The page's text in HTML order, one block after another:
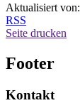
Aktualisiert von:
RSS
Seite drucken
Footer
Kontakt